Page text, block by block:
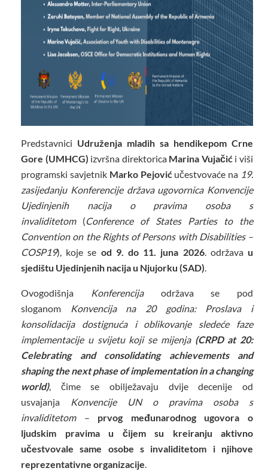
Predstavnici Udruženja mladih sa hendikepom Crne
Gore (UMHCG) izvršna direktoricaMarina Vujačić i viši
programski savjetnikMarko Pejović učestvovaće na 19.
zasijedanju Konferencije država ugovornica Konvencije
Ujedinjenih nacija o pravima osoba s
invaliditetom(Conference of States Parties to the
Convention on the Rights of Persons with Disabilities –
COSP19), koje se od 9. do 11. juna 2026. održava u
sjedištu Ujedinjenih nacija u Njujorku (SAD).
Ovogodišnja Konferencijaodržava se pod
sloganom
Konvencija na 20 godina: Proslava i
konsolidacija dostignuća i oblikovanje sledeće faze
implementacije u svijetu koji se mijenja (CRPD at 20:
Celebrating and consolidating achievements and
shaping the next phase of implementation in a changing
world), čime se obilježavaju dvije decenije od
usvajanja
Konvencije UN o pravima osoba s
invaliditetom– prvog međunarodnog ugovora o
ljudskim pravima u čijem su kreiranju aktivno
učestvovale same osobe s invaliditetom i njihove
reprezentativne organizacije.